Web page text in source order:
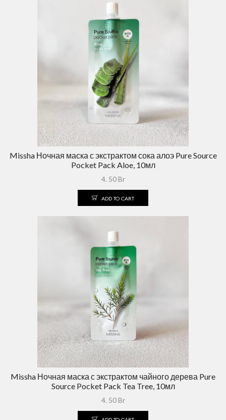
Missha Ночная маска с экстрактом сока алоэ Pure Source
Pocket Pack Aloe, 10мл
4. 50Br
ADD TO CART
Missha Ночная маска с экстрактом чайного дерева Pure
Source Pocket Pack Tea Tree, 10мл
4. 50Br